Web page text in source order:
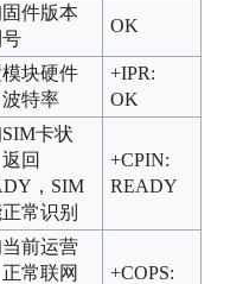
件版本
OK
块硬件
特率
+IPR:
OK
卡状
回
，SIM
常识别
+CPIN:
READY
前运营
常联网
+COPS: